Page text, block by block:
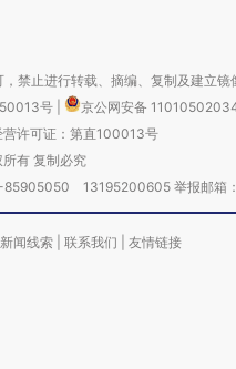
禁止进行转载、摘编、复制及建立镜
号
京公网安备
营许可证：第直100013号
有 复制必究
85905050 13195200605 举报邮箱
闻线索 联系我们 友情链接